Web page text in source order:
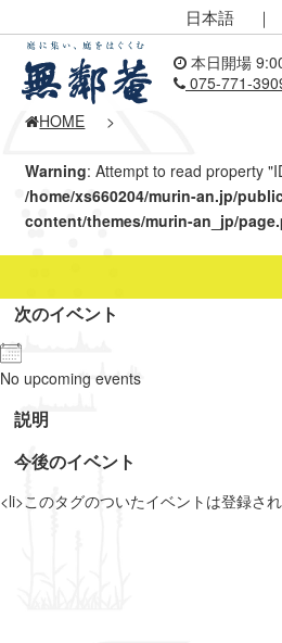
日本語 ｜
本日開場
075-771-
HOME
>
Warning: Attempt to read property
/home/xs660204/murin-an.jp/
content/themes/murin-an_jp/
次のイベント
No upcoming events
説明
今後のイベント
<li>このタグのついたイベントは登録さ